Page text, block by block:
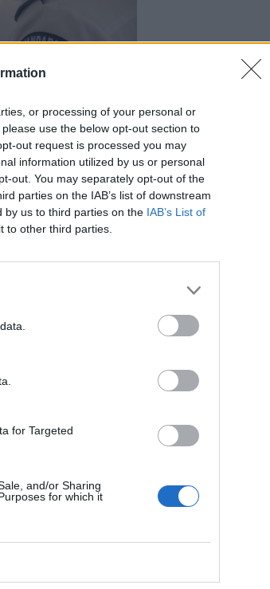
or processing of your personal or
use the below opt-out section to
out request is processed you may
information utilized by us or personal
out. You may separately opt-out of the
parties on the IAB’s list of downstream
by us to third parties on the IAB’s List of
to other third parties.
for Targeted
and/or Sharing
for which it